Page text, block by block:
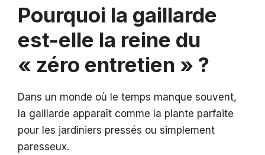
Pourquoi la gaillarde
est-elle la reine du
« zéro entretien » ?
Dans un monde où le temps manque souvent,
la gaillarde apparaît comme la plante parfaite
pour les jardiniers pressés ou simplement
paresseux.